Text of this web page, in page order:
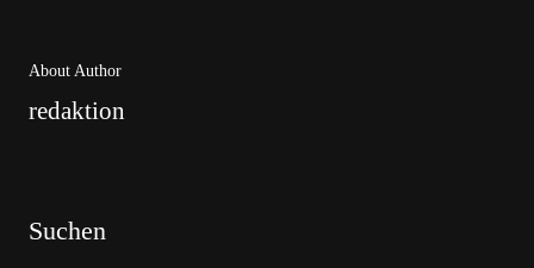
About Author
redaktion
Suchen